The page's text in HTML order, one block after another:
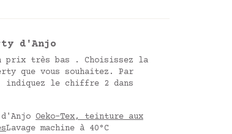
d'Anjo
prix très bas . Choisissez la
que vous souhaitez. Par
indiquez le chiffre 2 dans
Oeko-Tex, teinture aux
Lavage machine à 40°C